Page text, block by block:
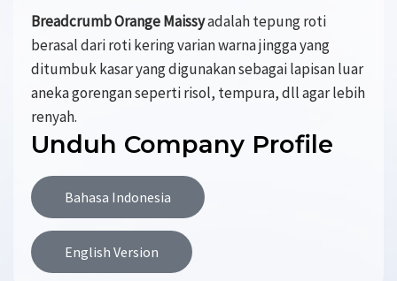
Breadcrumb Orange Maissyadalah tepung roti
berasal dari roti kering varian warna jingga yang
ditumbuk kasar yang digunakan sebagai lapisan luar
aneka gorengan seperti risol, tempura, dll agar lebih
renyah.
Unduh Company Profile
Bahasa Indonesia
English Version